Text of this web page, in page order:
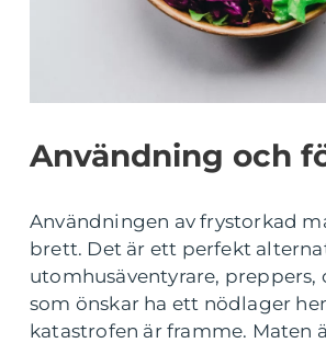
Användning och
Användningen av frystorkad
brett. Det är ett perfekt
utomhusäventyrare, preppers,
som önskar ha ett nödlager
katastrofen är framme. Maten